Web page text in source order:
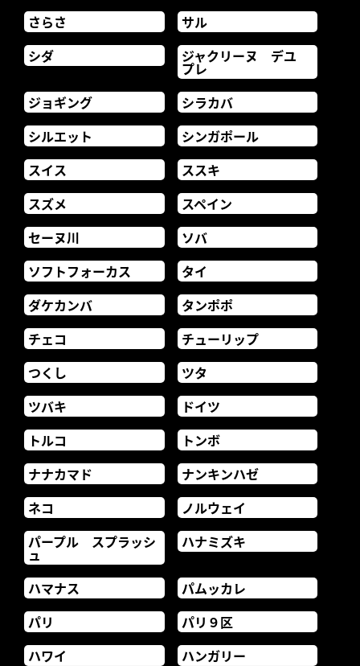
さらさ
サル
シダ
ジャクリーヌ デユ
プレ
ジョギング
シラカバ
シルエット
シンガポール
スイス
ススキ
スズメ
スペイン
セーヌ川
ソバ
ソフトフォーカス
タイ
ダケカンバ
タンポポ
チェコ
チューリップ
つくし
ツタ
ツバキ
ドイツ
トルコ
トンボ
ナナカマド
ナンキンハゼ
ネコ
ノルウェイ
パープル スプラッシ
ュ
ハナミズキ
ハマナス
パムッカレ
パリ
パリ９区
ハワイ
ハンガリー